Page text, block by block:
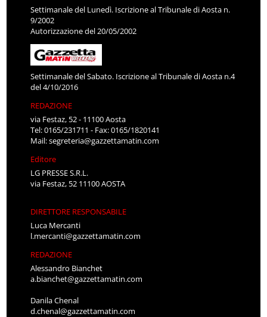
Settimanale del Lunedì. Iscrizione al Tribunale di Aosta n.
9/2002
Autorizzazione del 20/05/2002
Settimanale del Sabato. Iscrizione al Tribunale di Aosta n.4
del 4/10/2016
REDAZIONE
via Festaz, 52 - 11100 Aosta
Tel: 0165/231711 - Fax: 0165/1820141
Mail:segreteria@gazzettamatin.com
Editore
LG PRESSE S.R.L.
via Festaz, 52 11100 AOSTA
DIRETTORE RESPONSABILE
Luca Mercanti
l.mercanti@gazzettamatin.com
REDAZIONE
Alessandro Bianchet
a.bianchet@gazzettamatin.com
Danila Chenal
d.chenal@gazzettamatin.com